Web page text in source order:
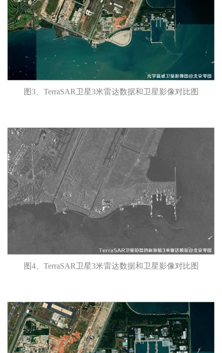
图3、TerraSAR卫星3米雷达数据和卫星影像对比图
图4、TerraSAR卫星3米雷达数据和卫星影像对比图